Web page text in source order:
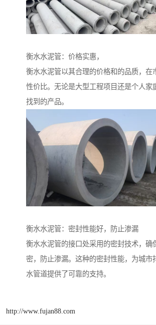
衡水水泥管：价格实惠，
衡水水泥管以其合理的价格和的品质，在
性价比。无论是大型工程项目还是个人家
找到的产品。
衡水水泥管：密封性能好，防止渗漏
衡水水泥管的接口处采用的密封技术，确
密，防止渗漏。这种的密封性能，为城市
水管道提供了可靠的支持。
http://www.fujan88.com